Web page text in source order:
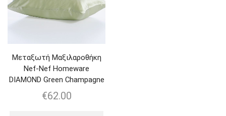
Μεταξωτή Μαξιλαροθήκη
Nef-Nef Homeware
DIAMOND Green Champagne
€62.00